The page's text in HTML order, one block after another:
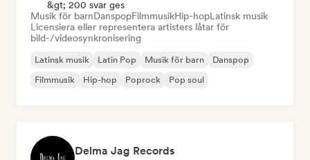
&gt; 200 svar ges
Musik för barnDanspopFilmmusikHip-hopLatinsk musik
Licensiera eller representera artisters låtar för
bild-/videosynkronisering
Latinsk musik Latin Pop Musik för barn
Danspop
Filmmusik
Hip-hop Poprock Pop soul
Delma Jag Records